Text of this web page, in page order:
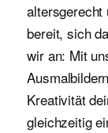
altersgerecht
bereit, sich
wir an: Mit
Kreativität
gleichzeitig